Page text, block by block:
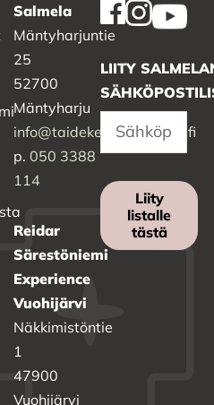
Salmela
Mäntyharjuntie
25
52700
Mäntyharju
info@taidekeskussalmela.fi
p. 050 3388
114
Reidar
Särestöniemi
Experience
Vuohijärvi
Näkkimistöntie
1
47900
Vuohijärvi
LIITY
Liity
listalle
tästä